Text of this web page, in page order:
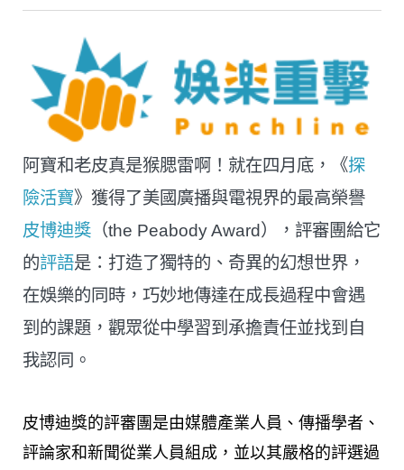
阿寶和老皮真是猴腮雷啊！就在四月底，《探
險活寶》獲得了美國廣播與電視界的最高榮譽
皮博迪獎 （the Peabody Award），評審團給它
的評語是：打造了獨特的、奇異的幻想世界，
在娛樂的同時，巧妙地傳達在成長過程中會遇
到的課題，觀眾從中學習到承擔責任並找到自
我認同。
皮博迪獎的評審團是由媒體產業人員、傳播學者、
評論家和新聞從業人員組成，並以其嚴格的評選過